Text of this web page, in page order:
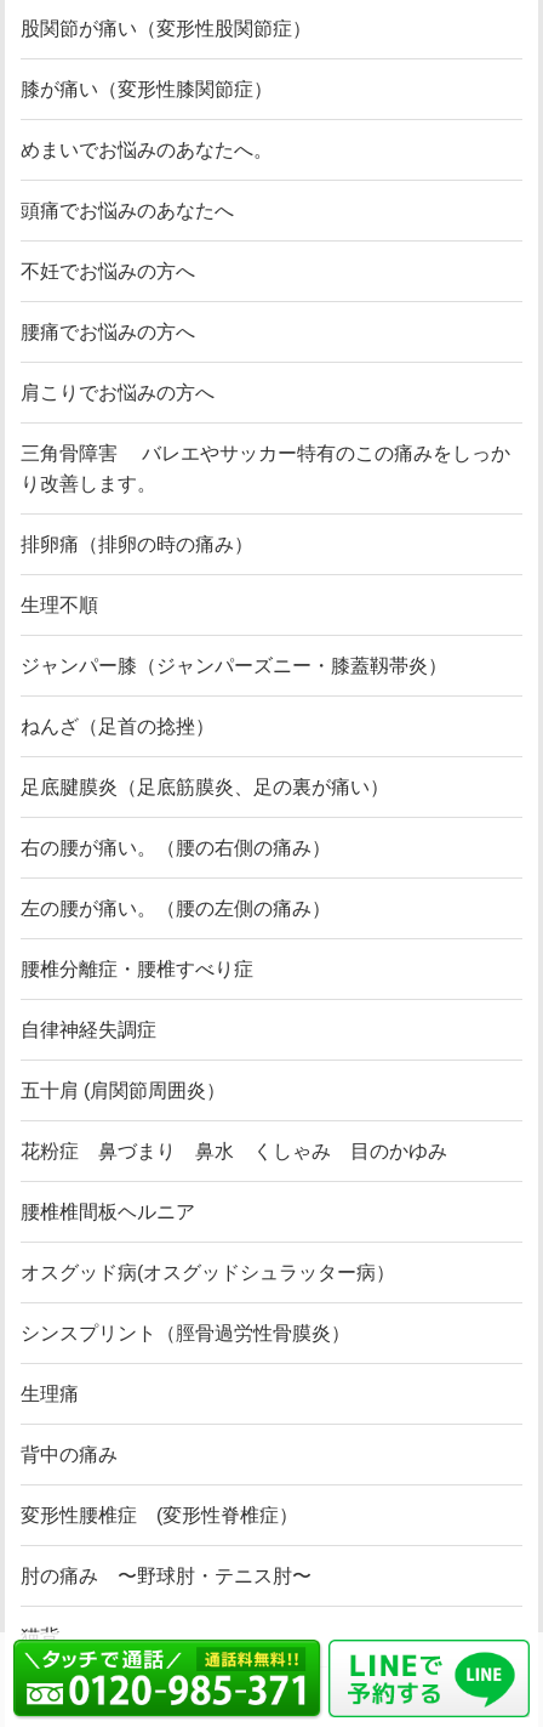
股関節が痛い（変形性股関節症）
膝が痛い（変形性膝関節症）
めまいでお悩みのあなたへ。
頭痛でお悩みのあなたへ
不妊でお悩みの方へ
腰痛でお悩みの方へ
肩こりでお悩みの方へ
三角骨障害 バレエやサッカー特有のこの痛みをしっか
り改善します。
排卵痛（排卵の時の痛み）
生理不順
ジャンパー膝（ジャンパーズニー・膝蓋靱帯炎）
ねんざ（足首の捻挫）
足底腱膜炎（足底筋膜炎、足の裏が痛い）
右の腰が痛い。（腰の右側の痛み）
左の腰が痛い。（腰の左側の痛み）
腰椎分離症・腰椎すべり症
自律神経失調症
五十肩 (肩関節周囲炎）
花粉症 鼻づまり 鼻水 くしゃみ 目のかゆみ
腰椎椎間板ヘルニア
オスグッド病(オスグッドシュラッター病）
シンスプリント（脛骨過労性骨膜炎）
生理痛
背中の痛み
変形性腰椎症 (変形性脊椎症）
肘の痛み 〜野球肘・テニス肘〜
猫背
ぎっくり腰 (急性腰痛症）